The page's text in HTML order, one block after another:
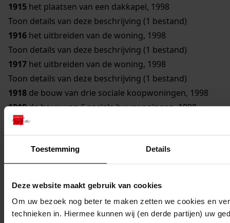
Toestemming Details
Deze website maakt gebruik van cookies
Om uw bezoek nog beter te maken zetten we cookies en
technieken in. Hiermee kunnen wij (en derde partijen) uw
1915 het plaatsen van een dakkapel, 1998
Toon details van deze beschrijving (1 bestand)
1916 het uitbreiden van de woning, 1998
Toon details van deze beschrijving (1 bestand)
1917 het uitbreiden van de woning, 1998
Toon details van deze beschrijving (1 bestand)
1918 de bouw van drie sociale koopwoningen, 1998
1919de bouw van 6 sociale huurwoningen, 1998
1920de bouw van 10 vrije sector koopwoningen, 1998
1921de herbouw van de woning, 1998
Toon details van deze beschrijving (1 bestand)
1922de bouw van een duivenhok, 1998
de bouw van een serre, 1998
Toon details van deze beschrijving (1 bestand)